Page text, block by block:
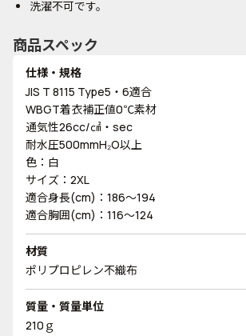
洗濯不可です。
商品スペック
仕様・規格
JIS T 8115 Type5・6適合
WBGT着衣補正値0℃素材
通気性26cc/㎠・sec
耐水圧500mmH₂O以上
色：白
サイズ：2XL
適合身長(cm)：186～194
適合胸囲(cm)：116～124
材質
ポリプロピレン不織布
質量・質量単位
210ｇ